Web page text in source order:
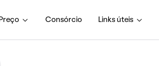
Consórcio Links úteis